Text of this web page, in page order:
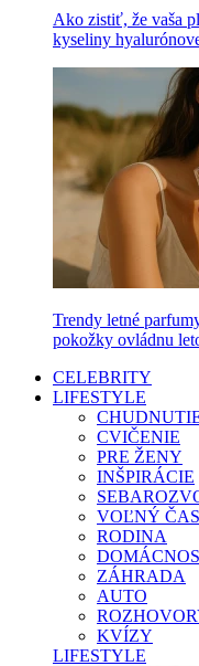
Ako zistiť, že vaša
kyseliny
Trendy letné
pokožky ovládnu
CELEBRITY
LIFESTYLE
CVIČENIE
PRE ŽENY
INŠPIRÁCIE
VOĽNÝ ČAS
RODINA
ZÁHRADA
AUTO
KVÍZY
LIFESTYLE